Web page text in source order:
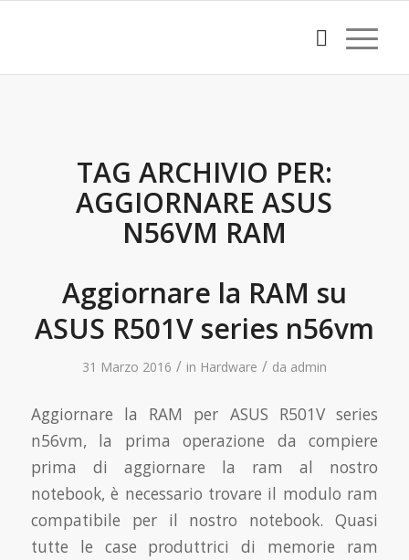
TAG ARCHIVIO PER:
AGGIORNARE ASUS
N56VM RAM
Aggiornare la RAM su
ASUS R501V series n56vm
31 Marzo 2016 / in Hardware / da admin
Aggiornare la RAM per ASUS R501V series
n56vm, la prima operazione da compiere
prima di aggiornare la ram al nostro
notebook, è necessario trovare il modulo ram
compatibile per il nostro notebook. Quasi
tutte le case produttrici di memorie ram